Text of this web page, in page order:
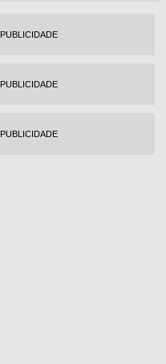
PUBLICIDADE
PUBLICIDADE
PUBLICIDADE